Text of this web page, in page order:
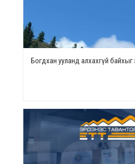
Богдхан ууланд алхахгүй байхыг